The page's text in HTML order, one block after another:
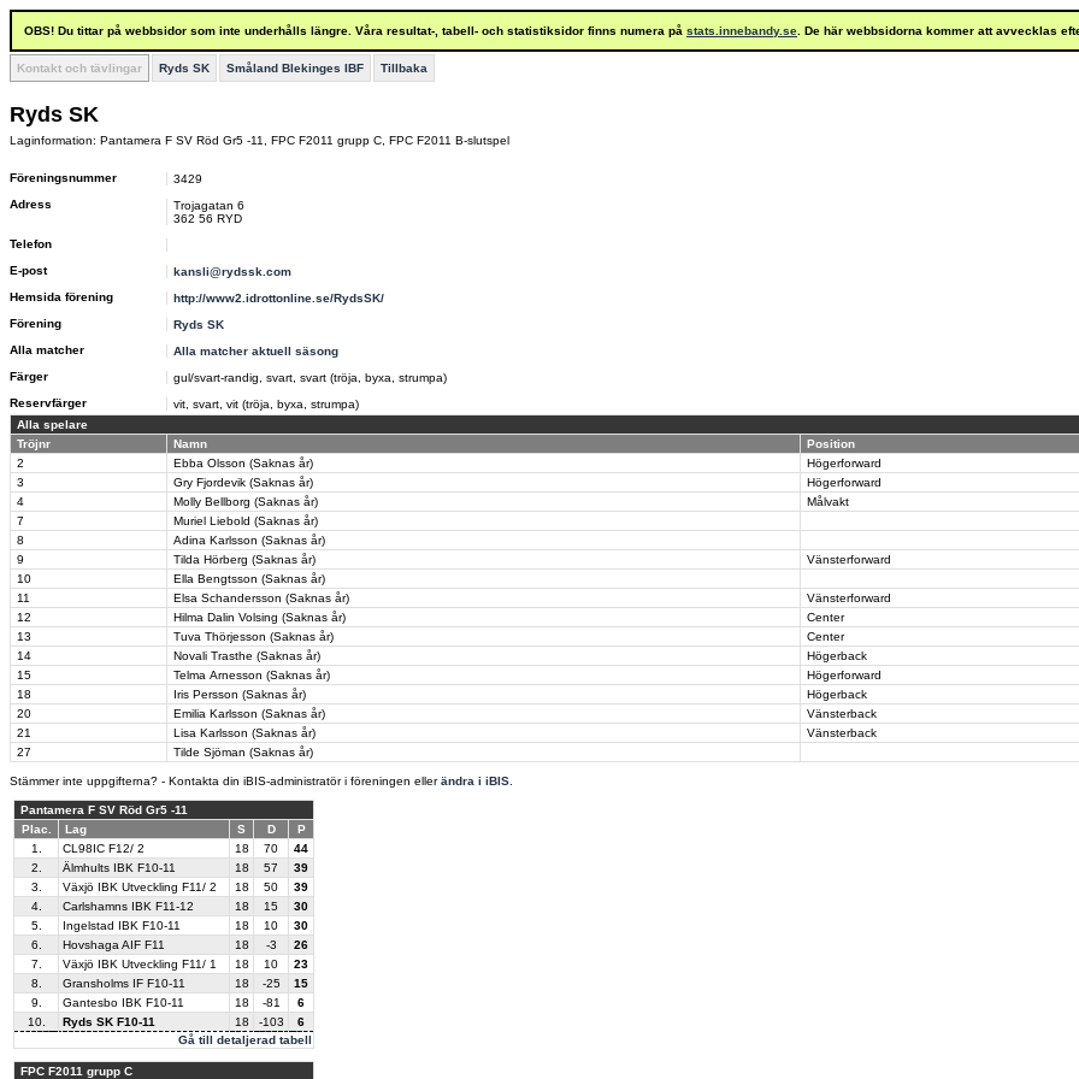
OBS! Du tittar på webbsidor som inte underhålls längre. Våra resultat-, tabell- och statistiksidor finns numera på stats.innebandy.se . De här webbsidorna kommer att avvecklas
Kontakt och tävlingar Ryds SK Småland Blekinges IBF Tillbaka
Ryds SK
Laginformation: Pantamera F SV Röd Gr5 -11, FPC F2011 grupp C, FPC F2011 B-slutspel
Föreningsnummer
3429
Adress
Trojagatan 6
362 56 RYD
Telefon
E-post
kansli@rydssk.com
Hemsida förening
http://www2.idrottonline.se/RydsSK/
Förening
Ryds SK
Alla matcher
Alla matcher aktuell säsong
Färger
gul/svart-randig, svart, svart (tröja, byxa, strumpa)
Reservfärger
vit, svart, vit (tröja, byxa, strumpa)
Alla spelare
Tröjnr
Namn
Position
2
Ebba Olsson (Saknas år)
Högerforward
3
Gry Fjordevik (Saknas år)
Högerforward
4
Molly Bellborg (Saknas år)
Målvakt
7
Muriel Liebold (Saknas år)
8
Adina Karlsson (Saknas år)
9
Tilda Hörberg (Saknas år)
Vänsterforward
10
Ella Bengtsson (Saknas år)
11
Elsa Schandersson (Saknas år)
Vänsterforward
12
Hilma Dalin Volsing (Saknas år)
Center
13
Tuva Thörjesson (Saknas år)
Center
14
Novali Trasthe (Saknas år)
Högerback
15
Telma Arnesson (Saknas år)
Högerforward
18
Iris Persson (Saknas år)
Högerback
20
Emilia Karlsson (Saknas år)
Vänsterback
21
Lisa Karlsson (Saknas år)
Vänsterback
27
Tilde Sjöman (Saknas år)
Stämmer inte uppgifterna? - Kontakta din iBIS-administratör i föreningen ellerändra i iBIS
Pantamera F SV Röd Gr5 -11
Plac.
Lag S D P
Gå till detaljerad tabell
1. CL98IC F12/ 2 18 70
44
2.
Älmhults IBK F10-11 18 57
39
3.
Växjö IBK Utveckling F11/ 2 18 50
39
4.
Carlshamns IBK F11-12 18 15
30
5.
Ingelstad IBK F10-11 18 10
30
6.
Hovshaga AIF F11 18 -3
26
7.
Växjö IBK Utveckling F11/ 1 18 10
23
8.
Gransholms IF F10-11 18 -25
15
9.
Gantesbo IBK F10-11 18 -81
6
10.
Ryds SK F10-11 18 -103 6
FPC F2011 grupp C